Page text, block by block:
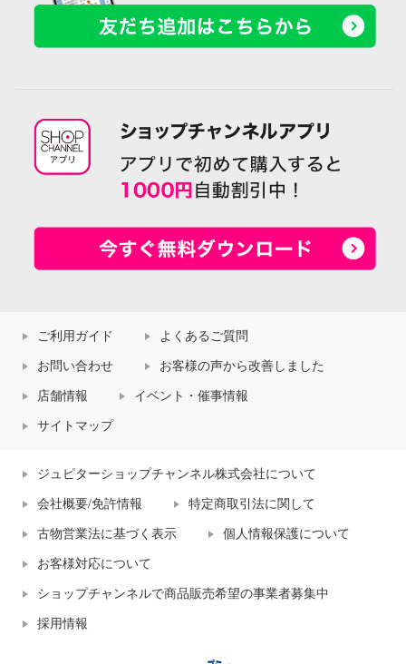
ご利用ガイド よくあるご質問
お問い合わせ お客様の声から改善しました
店舗情報 イベント・催事情報
サイトマップ
ジュピターショップチャンネル株式会社について
会社概要/免許情報 特定商取引法に関して
古物営業法に基づく表示 個人情報保護について
お客様対応について
ショップチャンネルで商品販売希望の事業者募集中
採用情報